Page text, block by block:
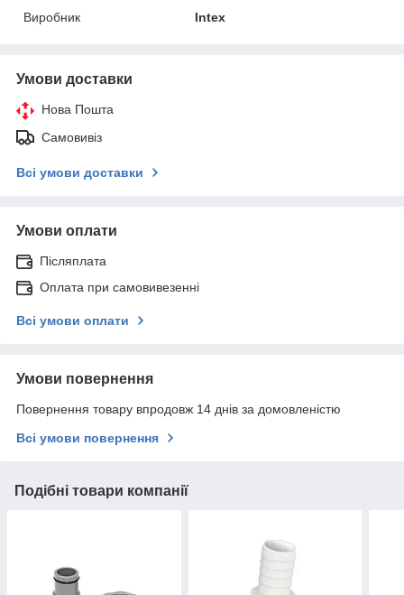
Виробник
Intex
Умови доставки
Нова Пошта
Самовивіз
Всі умови доставки
Умови оплати
Післяплата
Оплата при самовивезенні
Всі умови оплати
Умови повернення
Повернення товару впродовж 14 днів за домовленістю
Всі умови повернення
Подібні товари компанії